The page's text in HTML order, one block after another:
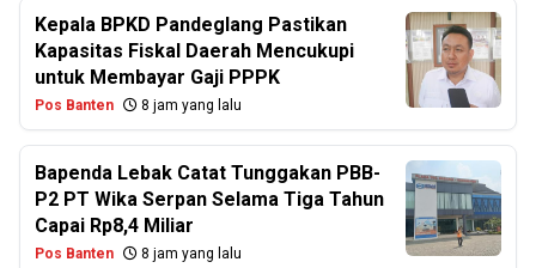
Kepala BPKD Pandeglang Pastikan
Kapasitas Fiskal Daerah Mencukupi
untuk Membayar Gaji PPPK
Pos Banten 8 jam yang lalu
Bapenda Lebak Catat Tunggakan PBB-
P2 PT Wika Serpan Selama Tiga Tahun
Capai Rp8,4 Miliar
Pos Banten 8 jam yang lalu